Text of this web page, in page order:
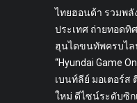
ไทยฮอนด้า รวมพลั
ประเทศ ถ่ายทอดทิ
ฮุนไดขนทัพครบไ
“Hyundai Game
เบนท์ลีย์ มอเตอร์ส
ใหม่ ดีไซน์ระดับซิก